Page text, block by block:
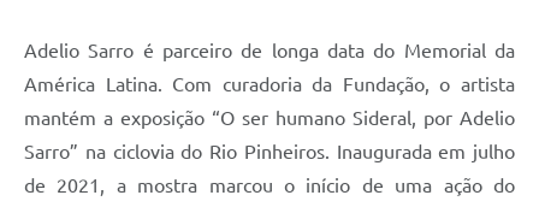
Adelio Sarro é parceiro de longa data do Memorial da
América Latina. Com curadoria da Fundação, o artista
mantém a exposição “O ser humano Sideral, por Adelio
Sarro” na ciclovia do Rio Pinheiros. Inaugurada em julho
de 2021, a mostra marcou o início de uma ação do